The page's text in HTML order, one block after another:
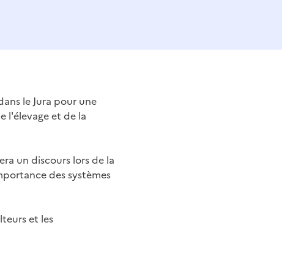
le Jura pour une
l'élevage et de la
un discours lors de la
des systèmes
et les